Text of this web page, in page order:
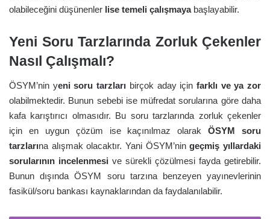
olabileceğini düşünenler lise temeli çalışmayabaşlayabilir.
Yeni Soru Tarzlarında Zorluk Çekenler
Nasıl Çalışmalı?
ÖSYM’nin yeni soru tarzları birçok aday için farklı ve ya zor
olabilmektedir. Bunun sebebi ise müfredat sorularına göre daha
kafa karıştırıcı olmasıdır. Bu soru tarzlarında zorluk çekenler
için en uygun çözüm ise kaçınılmaz olarakÖSYM soru
tarzlarına alışmak olacaktır. Yani ÖSYM’ningeçmiş yıllardaki
sorularının incelenmesi ve sürekli çözülmesi fayda getirebilir.
Bunun dışında ÖSYM soru tarzına benzeyen yayınevlerinin
fasikül/soru bankası kaynaklarından da faydalanılabilir.